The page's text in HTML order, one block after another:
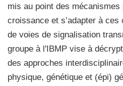
mis au point des mécanismes
croissance et s’adapter à
de voies de signalisation
groupe à l'IBMP vise à
des approches
physique, génétique et (épi)